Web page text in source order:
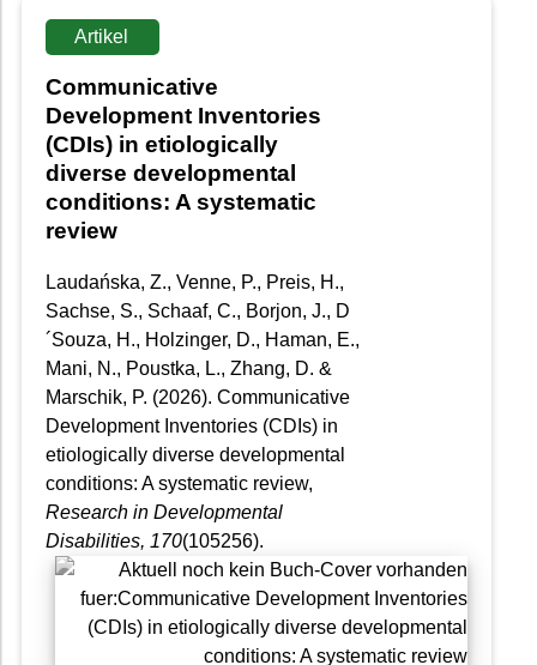
Artikel
Communicative
Development Inventories
(CDIs) in etiologically
diverse developmental
conditions: A systematic
review
Laudańska, Z., Venne, P., Preis, H.,
Sachse, S., Schaaf, C., Borjon, J., D
´Souza, H., Holzinger, D., Haman, E.,
Mani, N., Poustka, L., Zhang, D. &
Marschik, P. (2026). Communicative
Development Inventories (CDIs) in
etiologically diverse developmental
conditions: A systematic review,
Research in Developmental
Disabilities, 170(105256).